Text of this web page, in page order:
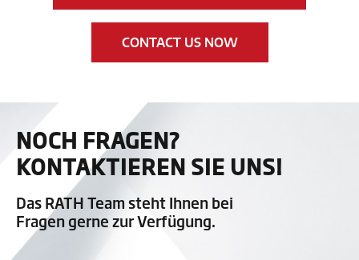
CONTACT US NOW
NOCH FRAGEN?
KONTAKTIEREN SIE UNS!
Das RATH Team steht Ihnen bei
Fragen gerne zur Verfügung.